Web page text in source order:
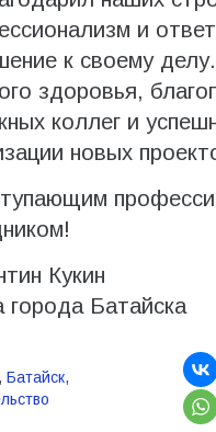
и
к своему
здоровья,
коллег и
новых
Кукин
города Батайска
, Батайск,